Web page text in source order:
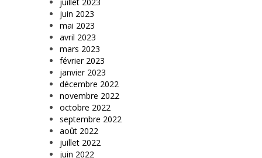
juin 2023
mai 2023
avril 2023
mars 2023
février 2023
janvier 2023
décembre 2022
novembre 2022
octobre 2022
septembre 2022
août 2022
juillet 2022
juin 2022